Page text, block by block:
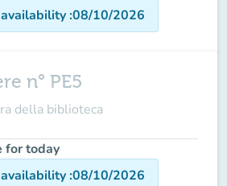
:08/10/2026
n° PE5
della biblioteca
for today
:08/10/2026